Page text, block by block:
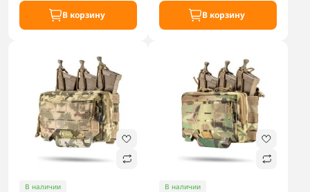
В корзину В корзину
В наличии В наличии